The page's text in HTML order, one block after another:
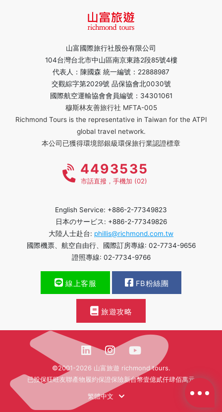
山富國際旅行社股份有限公司
104台灣台北市中山區南京東路2段85號4樓
代表人：陳國森 統一編號：22888987
交觀綜字第2029號 品保協會北0030號
國際航空運輸協會會員編號：34301061
穆斯林友善旅行社 MFTA-005
Richmond Tours is the representative in Taiwan for the ATPI
global travel network.
本公司已獲得環境部銀級環保旅行業認證標章
4493535
市話直撥，手機加 (02)
English Service: +886-2-77349823
日本のサービス: +886-2-77349826
大陸人士赴台: phillis@richmond.com.tw
國際機票、航空自由行、國際訂房專線: 02-7734-9656
證照專線: 02-7734-9766
線上客服 FB粉絲團
旅遊攻略
©2001-2026 山富旅遊 richmond tours.
已投保旺旺友聯產物履約保證保險新台幣壹億貳仟肆佰萬元
繁體中文